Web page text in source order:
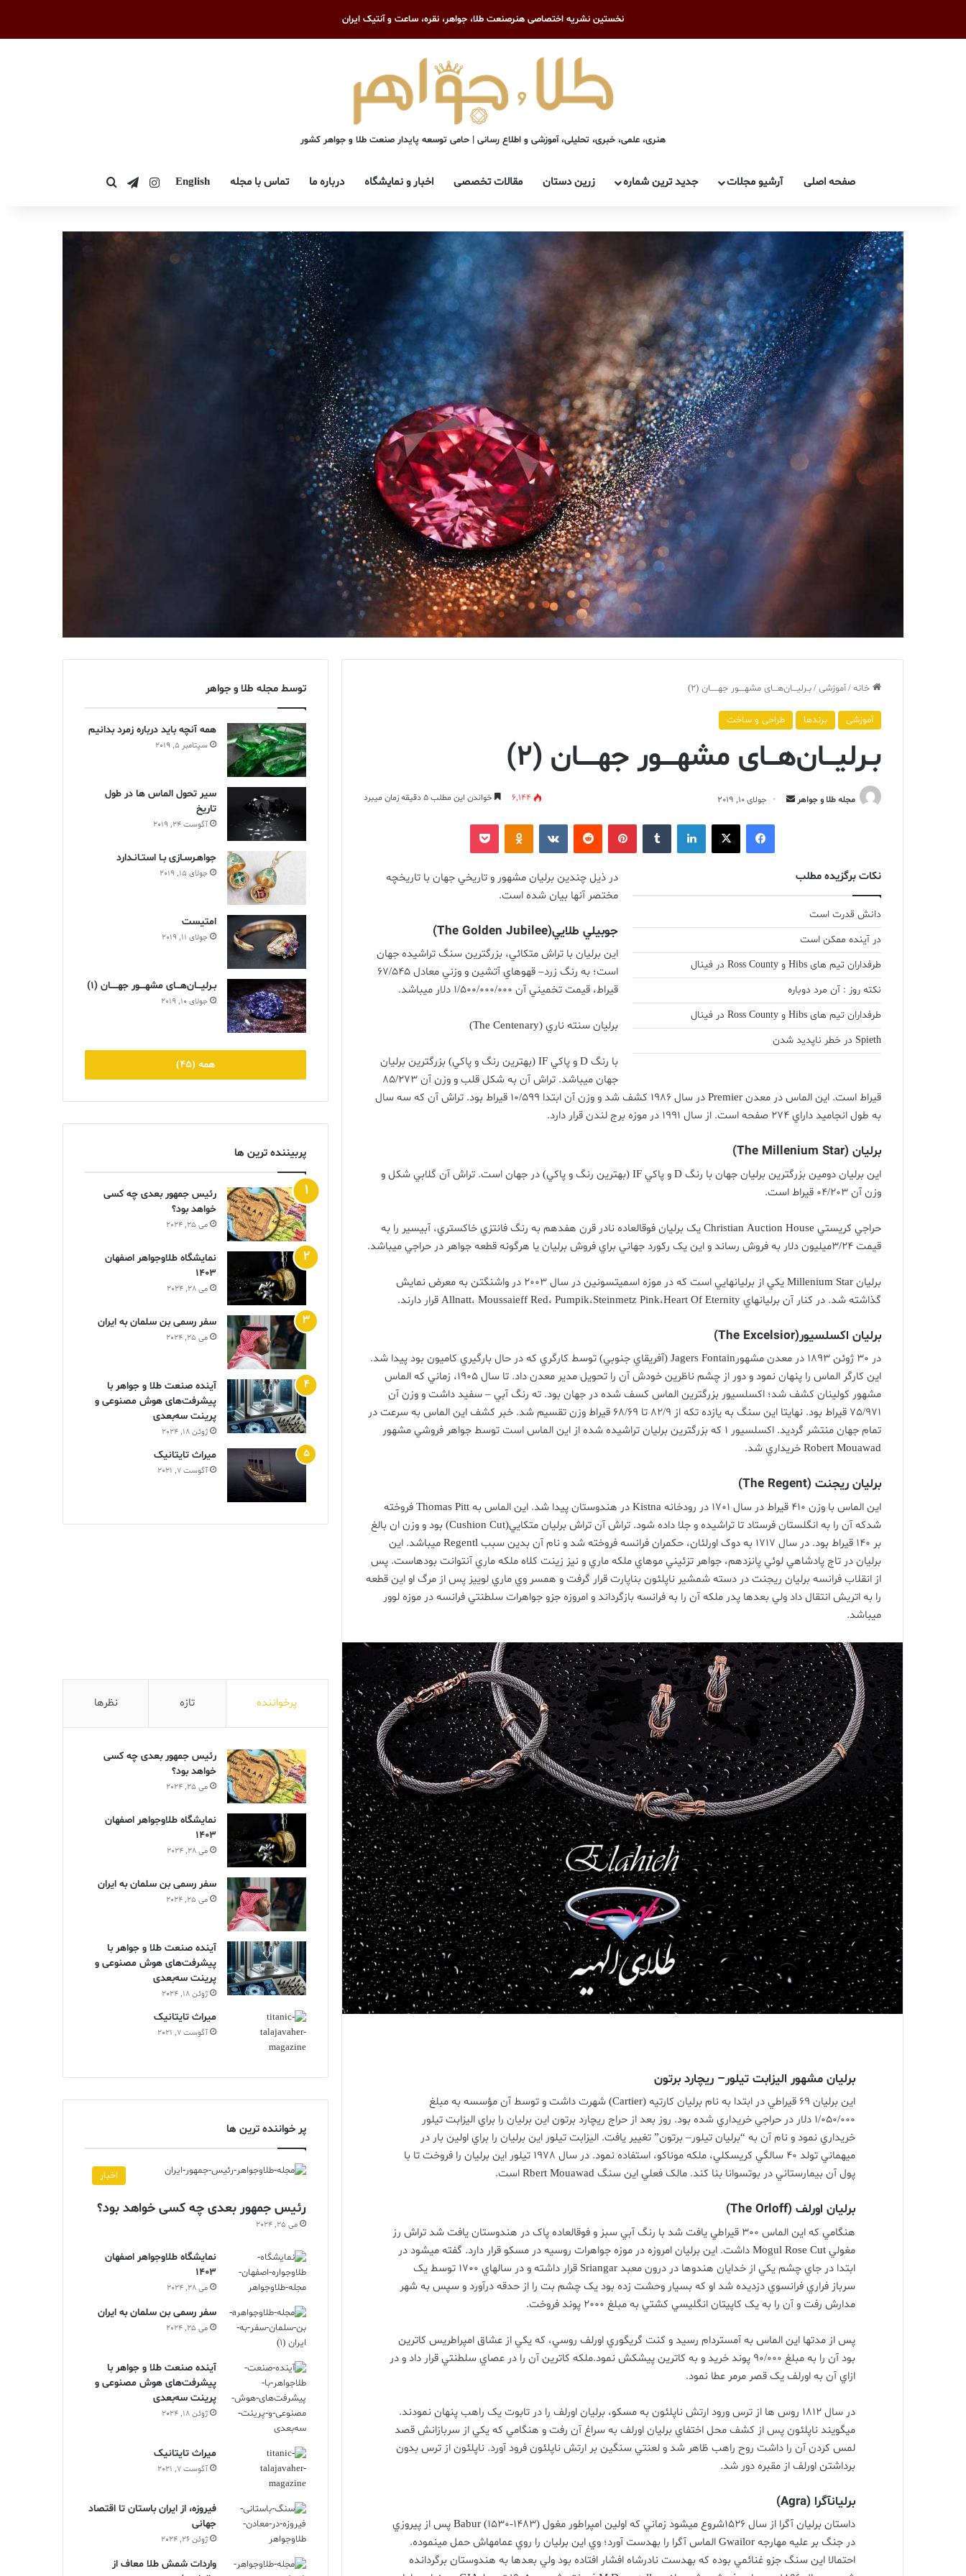
نخستین نشریه اختصاصی هنرصنعت طلا، جواهر، نقره، ساعت و آنتیک ایران
هنری، علمی، خبری، تحلیلی، آموزشی و اطلاع رسانی | حامی توسعه پایدار صنعت طلا و جواهر کشور
صفحه اصلی آرشیو مجلات جدید ترین شماره زرین دستان مقالات تخصصی اخبار و نمایشگاه درباره ما تماس با مجله English اینستاگرام
تلگرامجستجو برای
خانه/آموزشی/بـرلیـــان‌هـــای مشهــــور جهـــــان (۲)
آموزشی برندها طراحی و ساخت
بـرلیـــان‌هـــای مشهــــور جهـــــان (۲)
مجله طلا و جواهر
ارسال
جولای 10, 2019 6,144 خواندن این مطلب 5 دقیقه زمان میبرد
فیس بوک X لینکدین ‫تامبلر ‫پین‌ترست‫رددیت ‫VKontakte
‫Odnoklassniki
پاکت
نکات برگزیده مطلب
دانش قدرت است
در آینده ممکن است
طرفداران تیم های Hibs و Ross County در فینال
نکته روز : آن مرد دوباره
طرفداران تیم های Hibs و Ross County در فینال
Spieth در خطر ناپدید شدن
در ذيل چندين برليان مشهور و تاريخي جهان با تاريخچه
مختصر آنها بيان شده است.
جوبيلي طلايي(The Golden Jubilee)
اين برليان با تراش متکائي، بزرگترين سنگ تراشيده جهان
است؛ به رنگ زرد–قهوهاي آتشين و وزني معادل67/545
قيراط، قيمت تخميني آن1/500/000/000 دلار ميباشد.
برليان سنته ناري(The Centenary)
با رنگD و پاکيIF ( بهترين رنگ و پاکي) بزرگترين برليان
جهان ميباشد. تراش آن به شکل قلب و وزن آن85/273
قيراط است. اين الماس در معدن در سال کشف شد و وزن آن ابتدا قيراط بود. تراش آن که سه سال
به طول انجاميد داراي
صفحه است. از سال در موزه برج لندن قرار دارد.
برليان (The Millenium Star)
اين برليان دومين بزرگترين برليان جهان با رنگ و پاکي بهترين رنگ و پاکي)در جهان است. تراش آن گلابي شکل و
وزن آن
قيراط است.
حراجي کريستي
يک برليان فوقالعاده نادر قرن هفدهم به رنگ فانتزي خاکستري، آبيسير را به
قيمت
ميليون دلار به فروش رساند و اين يک رکورد جهاني براي فروش برليان يا هرگونه قطعه جواهر در حراجي ميباشد.
برليان يکياز برليانهايياست کهدر موزه اسميتسونيندر سال در واشنگتن بهمعرض نمايش
گذاشتهشد. در کنار آن برليانهاي ، Moussaieff Red، Pumpik،Steinmetz Pink،Heart Of Eternity قرار دارند.
برليان اکسلسيور(The Excelsior)
در ژوئن در معدن مشهورJagers Fontain ( آفريقاي جنوبي)توسط کارگري که در حال بارگيري کاميون بود پيدا شد.
اين کارگر الماس را پنهان نمود و دور از چشم ناظرين خودش آن را تحويل مدير معدن داد. تا سال
، زماني که الماس
مشهور کولينان کشف شد؛ اکسلسيور بزرگترين الماس کسف شده در جهان بود. ته رنگ آبي–سفيد داشت و وزن آن
75/971 قيراط بود. نهايتا اين سنگ به يازده تکه از تا قيراط وزن تقسيم شد. خبر کشف اين الماس به سرعت در
تمام جهان منتشر گرديد. اکسلسيور
که بزرگترين برليان تراشيده شده از اين الماس است توسط جواهر فروشي مشهور
Robert Mouawadخريداري شد.
برليان ريجنت (The Regent)
اين الماس با وزن قيراط در سال در رودخانه در هندوستان پيدا شد. اين الماس به
فروخته
شدکه آن را به انگلستان فرستاد تا تراشيده و جلا داده شود. تراش آن تراش برليان متکايي(Cushion Cut)
بود و وزن ان بالغ
بر
قيراط بود. در سال به دوک اورلئان، حکمران فرانسه فروخته شد و نام آن بدين سبب ميباشد. اين
برليان در تاج پادشاهي لوئي پانزدهم، جواهر تزئيني موهاي ملکه ماري و نيز زينت کلاه ملکه ماري آنتوانت بودهاست. پس
از انقلاب فرانسه برليان ريجنت در دسته شمشير ناپلئون بناپارت قرار گرفت و همسر وي ماري لوييز پس از مرگ او اين قطعه
را به اتريش انتقال داد ولي بعدها پدر ملکه آن را به فرانسه بازگرداند و امروزه جزو جواهرات سلطنتي فرانسه در موزه لوور
ميباشد.
برليان مشهور اليزابت تيلور– ريچارد برتون
اين برليان قيراطي در ابتدا به نام برليان کارتيه(Cartier)
شهرت داشت و توسط آن مؤسسه به مبلغ
1/050/000 دلار در حراجي خريداري شده بود. روز بعد از حراج ريچارد برتون اين برليان را براي اليزابت تيلور
خريداري نمود و نام آن به “برليان تيلور– برتون”تغيير يافت. اليزابت تيلور اين برليان را براي اولين بار در
ميهماني تولد
سالگي کريسکلي، ملکه موناکو، استفاده نمود. در سال
تيلور اين برليان را فروخت تا با
پول آن بيمارستاني در بوتسوانا بنا کند. مالک فعلي اين سنگ است.
برليان اورلف (The Orloff)
هنگامي که اين الماس
قيراطي يافت شد با رنگ آبي سبز و فوقالعاده پاک در هندوستان يافت شد تراش رز
مغولي
داشت. اين برليان امروزه در موزه جواهرات روسيه در مسکو قرار دارد. گفته ميشود در
ابتدا در جاي چشم يکي از خدايان هندوها در درون معبد
قرار داشته و در سالهاي
توسط يک
سرباز فراري فرانسوي دزديده شد او که بسيار وحشت زده بود يک چشم بت را از حدقه درآورد و سپس به شهر
مدارش رفت و آن را به يک کاپيتان انگليسي کشتي به مبلغ
پوند فروخت.
پس از مدتها اين الماس به آمستردام رسيد و کنت گريگوري اورلف روسي، که يکي از عشاق امپراطريس کاترين
بود آن را به مبلغ
پوند خريد و به کاترين پيشکش نمود.ملکه کاترين آن را در عصاي سلطنتي قرار داد و در
ازاي آن به اورلف يک قصر مرمر عطا نمود.
در سال روس ها از ترس ورود ارتش ناپلئون به مسکو، برليان اورلف را در تابوت يک راهب پنهان نمودند.
ميگويند ناپلئون پس از کشف محل اختفاي برليان اورلف به سراغ آن رفت و هنگامي که يکي از سربازانش قصد
لمس کردن آن را داشت روح راهب ظاهر شد و لعنتي سنگين بر ارتش ناپلئون فرود آورد. ناپلئون از ترس بدون
برداشتن اورلف از مقبره دور شد.
برليانآگرا (Agra)
داستان برليان آگرا از سال شروع ميشود زماني که اولين امپراطور مغول
پس از پيروزي
در جنگ بر عليه مهارجه
الماس آگرا را بهدست آورد؛ وي اين برليان را روي عمامهاش حمل مينموده.
احتمالا اين سنگ جزو غنائمي بوده که بهدست نادرشاه افشار افتاده بود ولي بعدها به هندوستان برگردانده
توسط مجله طلا و جواهر
همه آنچه باید درباره زمرد بدانیم
سپتامبر 5, 2019
سير تحول الماس ها در طول
تاريخ
آگوست 24, 2019
جواهـرسـازی بـا استـانـدارد
جولای 15, 2019
امتیست
جولای 11, 2019
بـرلیـــان‌هـــای مشهــــور جهـــــان (۱)
جولای 10, 2019
همه (45)
پربیننده ترین ها
رئیس جمهور بعدی چه کسی
خواهد بود؟
می 25, 2024
نمایشگاه طلاوجواهر اصفهان
1403
می 28, 2024
سفر رسمی بن سلمان به ایران
می 25, 2024
آینده صنعت طلا و جواهر با
پیشرفت‌های هوش مصنوعی و
پرینت سه‌بعدی
ژوئن 18, 2024
ميراث تايتانيک
آگوست 7, 2021
پرخواننده تازه نظرها
رئیس جمهور بعدی چه کسی
خواهد بود؟
می 25, 2024
نمایشگاه طلاوجواهر اصفهان
1403
می 28, 2024
سفر رسمی بن سلمان به ایران
می 25, 2024
آینده صنعت طلا و جواهر با
پیشرفت‌های هوش مصنوعی و
پرینت سه‌بعدی
ژوئن 18, 2024
ميراث تايتانيک
آگوست 7, 2021
پر خواننده ترین ها
اخبار
رئیس جمهور بعدی چه کسی خواهد بود؟
می 25, 2024
نمایشگاه طلاوجواهر اصفهان
1403
می 28, 2024
سفر رسمی بن سلمان به ایران
می 25, 2024
آینده صنعت طلا و جواهر با
پیشرفت‌های هوش مصنوعی و
پرینت سه‌بعدی
ژوئن 18, 2024
ميراث تايتانيک
آگوست 7, 2021
فیروزه، از ایران باستان تا اقتصاد
جهانی
ژوئن 26, 2024
واردات شمش طلا معاف از